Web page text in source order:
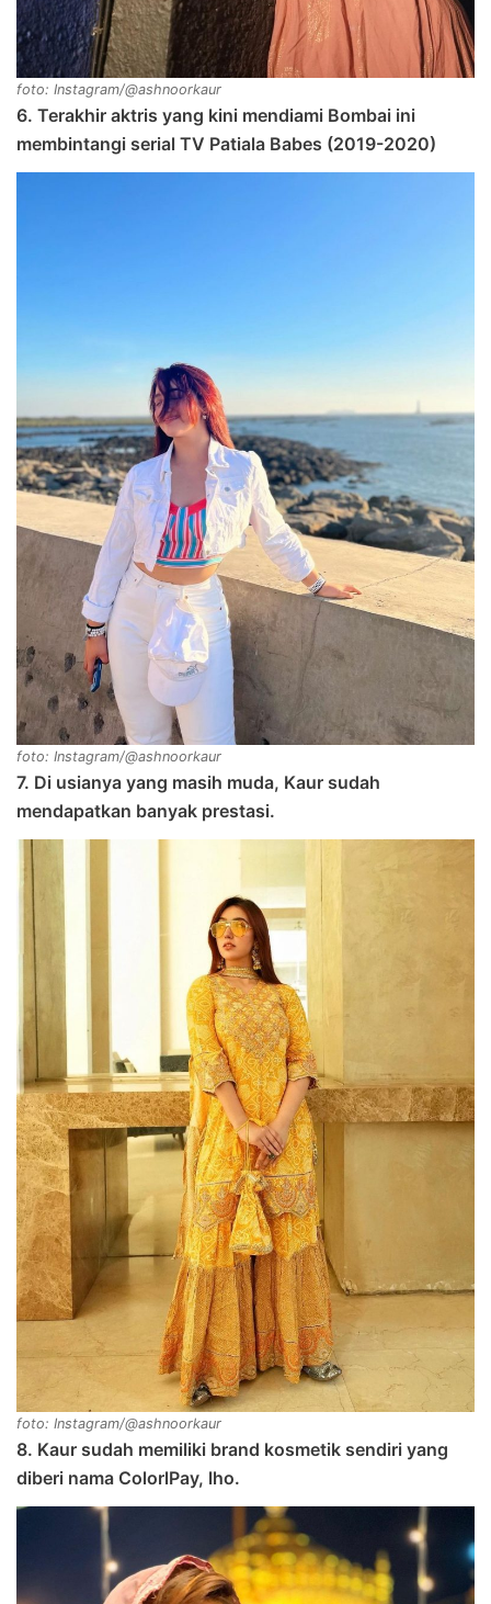
foto: Instagram/@ashnoorkaur
6. Terakhir aktris yang kini mendiami Bombai ini
membintangi serial TV Patiala Babes (2019-2020)
foto: Instagram/@ashnoorkaur
7. Di usianya yang masih muda, Kaur sudah
mendapatkan banyak prestasi.
foto: Instagram/@ashnoorkaur
8. Kaur sudah memiliki brand kosmetik sendiri yang
diberi nama ColorlPay, lho.